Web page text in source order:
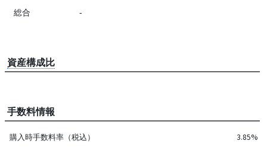
総合 -
資産構成比
手数料情報
購入時手数料率（税込） 3.85%